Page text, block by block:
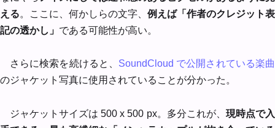
える。ここに、何かしらの文字、 例えば「作者のクレジット表
記の透かし」 である可能性が高い。
さらに検索を続けると、 SoundCloud で公開されている楽曲
のジャケット写真に使用されていることが分かった。
ジャケットサイズは 500 x 500 px。多分これが、 現時点で入